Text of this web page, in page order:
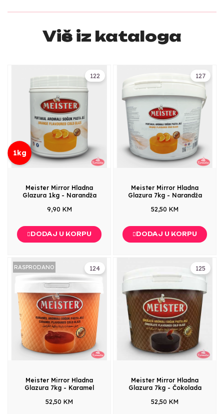
Više iz kataloga
122
1kg
Meister Mirror Hladna
Glazura 1kg - Narandža
9,90 KM
DODAJ U KORPU
127
Meister Mirror Hladna
Glazura 7kg - Narandža
52,50 KM
DODAJ U KORPU
124
RASPRODANO
Meister Mirror Hladna
Glazura 7kg - Karamel
52,50 KM
125
Meister Mirror Hladna
Glazura 7kg - Čokolada
52,50 KM